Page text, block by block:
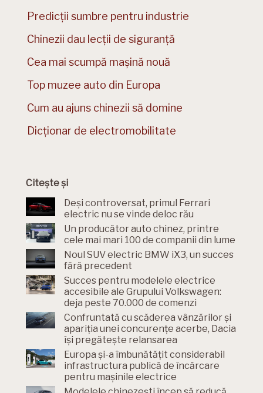
Predicții sumbre pentru industrie
Chinezii dau lecții de siguranță
Cea mai scumpă mașină nouă
Top muzee auto din Europa
Cum au ajuns chinezii să domine
Dicționar de electromobilitate
Citește și
Deși controversat, primul Ferrari
electric nu se vinde deloc rău
Un producător auto chinez, printre
cele mai mari 100 de companii din lume
Noul SUV electric BMW iX3, un succes
fără precedent
Succes pentru modelele electrice
accesibile ale Grupului Volkswagen:
deja peste 70.000 de comenzi
Confruntată cu scăderea vânzărilor și
apariția unei concurențe acerbe, Dacia
își pregătește relansarea
Europa și-a îmbunătățit considerabil
infrastructura publică de încărcare
pentru mașinile electrice